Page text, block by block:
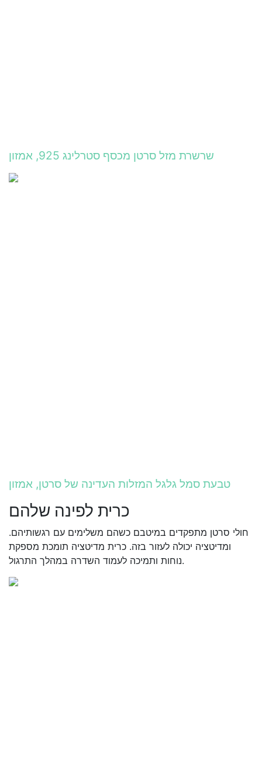
שרשרת מזל סרטן מכסף סטרלינג 925, אמזון
טבעת סמל גלגל המזלות העדינה של סרטן, אמזון
כרית לפינה שלהם
חולי סרטן מתפקדים במיטבם כשהם משלימים עם רגשותיהם.
ומדיטציה יכולה לעזור בזה. כרית מדיטציה תומכת מספקת
נוחות ותמיכה לעמוד השדרה במהלך התרגול.